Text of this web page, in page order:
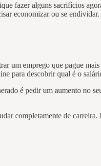
fazer alguns sacrifícios
economizar ou se
um emprego que pague
para descobrir qual é o
é pedir um aumento no
completamente de